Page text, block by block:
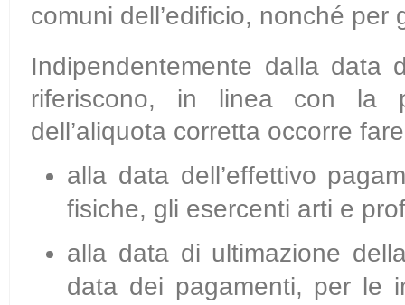
comuni dell’edificio, nonché per
Indipendentemente dalla
riferiscono, in linea con la
dell’aliquota corretta occorre
alla data dell’effettivo
fisiche, gli esercenti arti e
alla data di ultimazione
data dei pagamenti, per le